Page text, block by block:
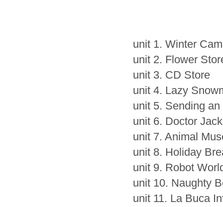
unit 1. Winter
unit 2. Flower
unit 3. CD Store
unit 4. Lazy
unit 5. Sending an
unit 6. Doctor
unit 7. Animal
unit 8. Holiday
unit 9. Robot
unit 10. Naughty
unit 11. La Buca